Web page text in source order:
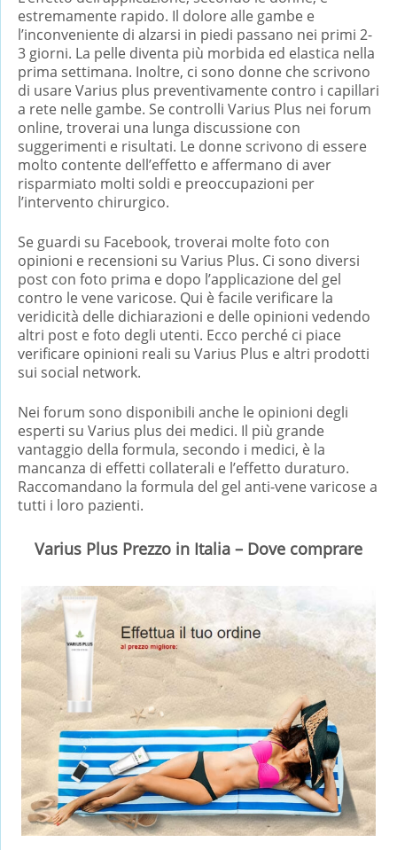
estremamente rapido. Il dolore alle gambe e
l’inconveniente di alzarsi in piedi passano nei primi 2-
3 giorni. La pelle diventa più morbida ed elastica nella
prima settimana. Inoltre, ci sono donne che scrivono
di usare Varius plus preventivamente contro i capillari
a rete nelle gambe. Se controlli Varius Plus nei forum
online, troverai una lunga discussione con
suggerimenti e risultati. Le donne scrivono di essere
molto contente dell’effetto e affermano di aver
risparmiato molti soldi e preoccupazioni per
l’intervento chirurgico.
Se guardi su Facebook, troverai molte foto con
opinioni e recensioni su Varius Plus. Ci sono diversi
post con foto prima e dopo l’applicazione del gel
contro le vene varicose. Qui è facile verificare la
veridicità delle dichiarazioni e delle opinioni vedendo
altri post e foto degli utenti. Ecco perché ci piace
verificare opinioni reali su Varius Plus e altri prodotti
sui social network.
Nei forum sono disponibili anche le opinioni degli
esperti su Varius plus dei medici. Il più grande
vantaggio della formula, secondo i medici, è la
mancanza di effetti collaterali e l’effetto duraturo.
Raccomandano la formula del gel anti-vene varicose a
tutti i loro pazienti.
Varius Plus Prezzo in Italia – Dove comprare